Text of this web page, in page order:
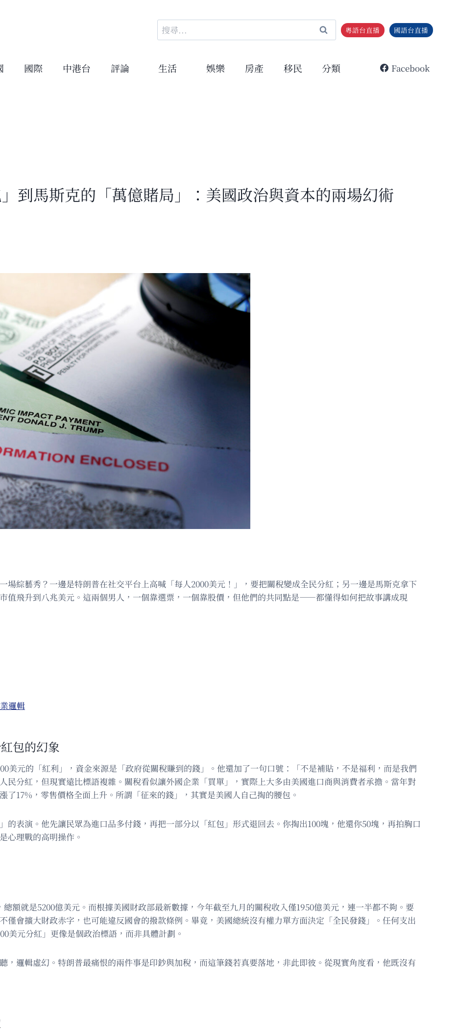
搜
尋
鍵
粵語台直播 國語台直播
國際 中港台 評論 生活 娛樂 房產 移民 分類 Facebook
到馬斯克的「萬億賭局」：美國政治與資本的兩場幻術
場綜藝秀？一邊是特朗普在社交平台上高喊「每人2000美元！」，要把關稅變成全民分紅；另一邊是馬斯克拿下
值飛升到八兆美元。這兩個男人，一個靠選票，一個靠股價，但他們的共同點是——都懂得如何把故事講成現
邏輯
包的幻象
美元的「紅利」，資金來源是「政府從關稅賺到的錢」。他還加了一句口號：「不是補貼，不是福利，而是我們
民分紅，但現實遠比標語複雜。關稅看似讓外國企業「買單」，實際上大多由美國進口商與消費者承擔。當年對
了17%，零售價格全面上升。所謂「征來的錢」，其實是美國人自己掏的腰包。
的表演。他先讓民眾為進口品多付錢，再把一部分以「紅包」形式退回去。你掏出100塊，他還你50塊，再拍胸口
心理戰的高明操作。
額就是5200億美元。而根據美國財政部最新數據，今年截至九月的關稅收入僅1950億美元，連一半都不夠。要
僅會擴大財政赤字，也可能違反國會的撥款條例。畢竟，美國總統沒有權力單方面決定「全民發錢」。任何支出
美元分紅」更像是個政治標語，而非具體計劃。
，邏輯虛幻。特朗普最痛恨的兩件事是印鈔與加稅，而這筆錢若真要落地，非此即彼。從現實角度看，他既沒有